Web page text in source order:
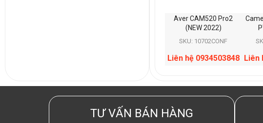
Aver CAM520 Pro2
(NEW 2022)
SKU: 10702CONF
Liên hệ 0934503848 Liên
TƯ VẤN BÁN HÀNG